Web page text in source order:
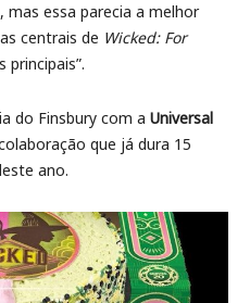
essa parecia a melhor
centrais de Wicked: For
principais”.
do Finsbury com a Universal
que já dura 15
ano.